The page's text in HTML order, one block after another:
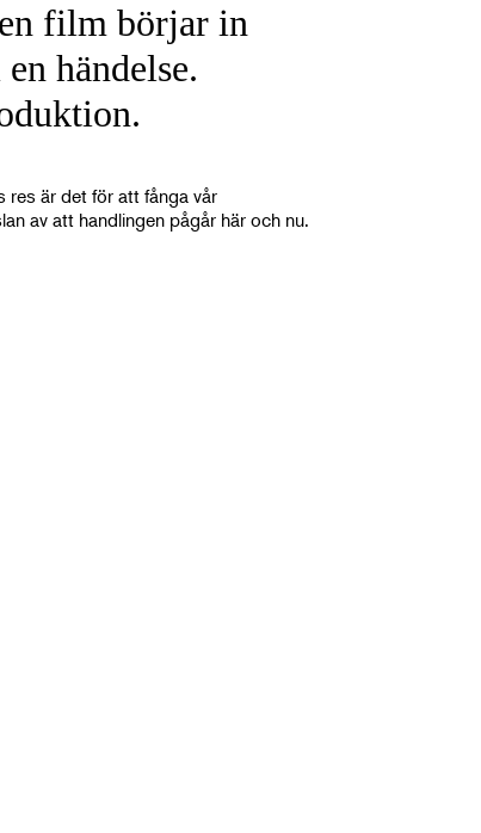
film börjar in
händelse.
res är det för att fånga vår
av att handlingen pågår här och nu.